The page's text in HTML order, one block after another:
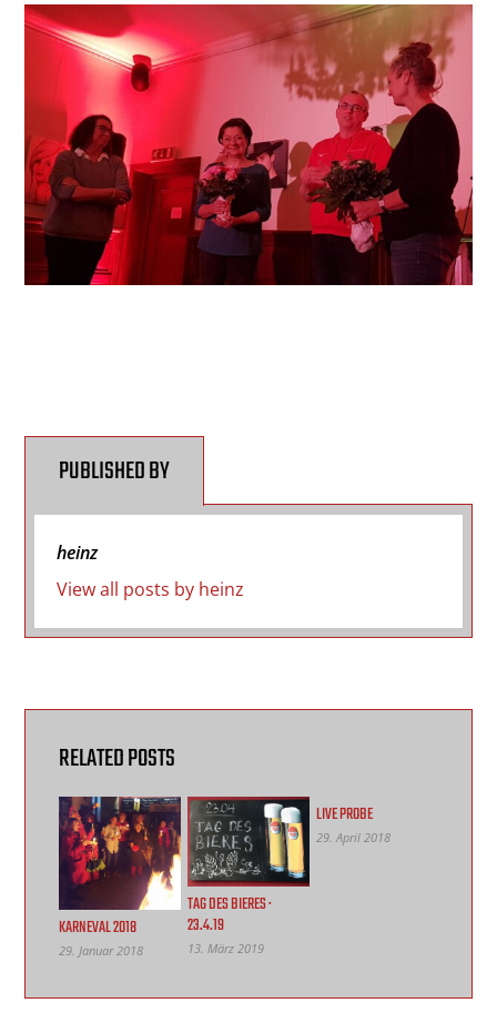
PUBLISHED BY
heinz
View all posts by heinz
RELATED POSTS
KARNEVAL 2018
29. Januar 2018
TAG DES BIERES ·
23.4.19
13. März 2019
LIVE PROBE
29. April 2018